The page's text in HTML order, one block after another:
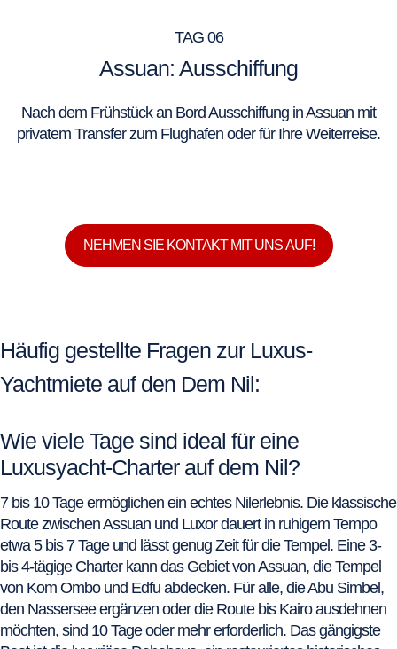
TAG 06
Assuan: Ausschiffung
Nach dem Frühstück an Bord Ausschiffung in Assuan mit
privatem Transfer zum Flughafen oder für Ihre Weiterreise.
NEHMEN SIE KONTAKT MIT UNS AUF!
Häufig gestellte Fragen zur Luxus-
Yachtmiete auf den Dem Nil:
Wie viele Tage sind ideal für eine
Luxusyacht-Charter auf dem Nil?
7 bis 10 Tage ermöglichen ein echtes Nilerlebnis. Die klassische
Route zwischen Assuan und Luxor dauert in ruhigem Tempo
etwa 5 bis 7 Tage und lässt genug Zeit für die Tempel. Eine 3-
bis 4-tägige Charter kann das Gebiet von Assuan, die Tempel
von Kom Ombo und Edfu abdecken. Für alle, die Abu Simbel,
den Nassersee ergänzen oder die Route bis Kairo ausdehnen
möchten, sind 10 Tage oder mehr erforderlich. Das gängigste